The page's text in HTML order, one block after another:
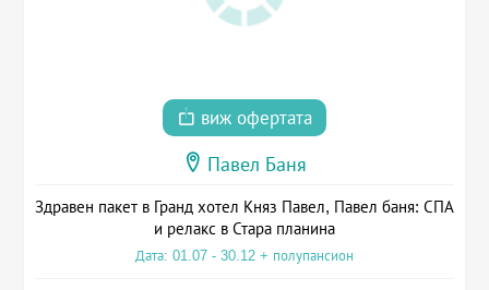
виж офертата
Павел Баня
Здравен пакет в Гранд хотел Княз Павел, Павел баня: СПА
и релакс в Стара планина
Дата: 01.07 - 30.12 + полупансион